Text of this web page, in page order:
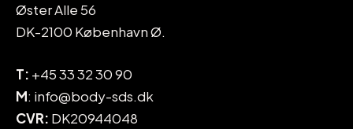
Øster Alle 56
DK-2100 København Ø.
T: +45 33 32 30 90
M: info@body-sds.dk
CVR: DK20944048